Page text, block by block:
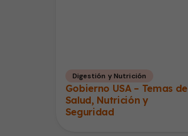
Digestión y Nutrición
Gobierno USA – Temas de
Salud, Nutrición y
Seguridad